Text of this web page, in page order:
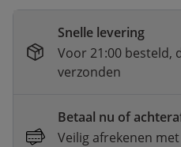
Snelle levering
Voor 21:00 besteld,
verzonden
Betaal nu of
Veilig afrekenen